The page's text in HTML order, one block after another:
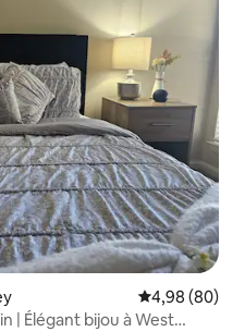
Évaluation
4,98 (80)
| Élégant bijou à West